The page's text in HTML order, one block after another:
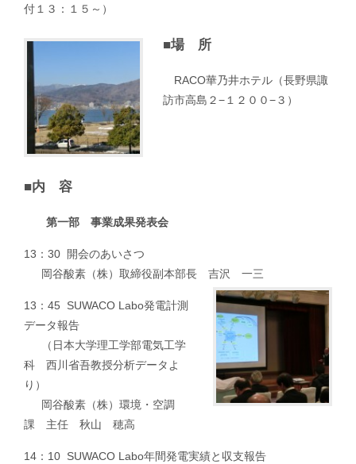
付１３：１５～）
■場 所
RACO華乃井ホテル（長野県諏
訪市高島２−１２００−３）
■内 容
第一部 事業成果発表会
13：30 開会のあいさつ
岡谷酸素（株）取締役副本部長 吉沢 一三
13：45 SUWACO Labo発電計測
データ報告
（日本大学理工学部電気工学
科 西川省吾教授分析データよ
り）
岡谷酸素（株）環境・空調
課 主任 秋山 穂高
14：10 SUWACO Labo年間発電実績と収支報告